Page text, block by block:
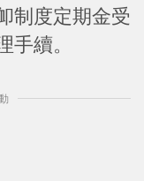
制度定期金受
手續。